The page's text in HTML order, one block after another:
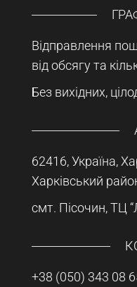
Відправлення
від обсягу та
Без вихідних,
62416, Україна,
Харківський
смт. Пісочин, ТЦ
+38 (050) 343 08